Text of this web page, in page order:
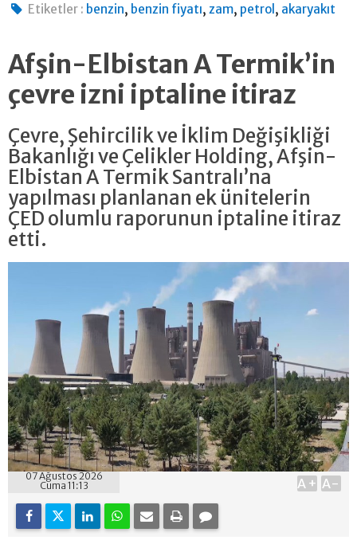
Etiketler : benzin, benzin fiyatı,zam, petrol , akaryakıt
Afşin-Elbistan A Termik’in
çevre izni iptaline itiraz
Çevre, Şehircilik ve İklim Değişikliği
Bakanlığı ve Çelikler Holding, Afşin-
Elbistan A Termik Santralı’na
yapılması planlanan ek ünitelerin
ÇED olumlu raporunun iptaline itiraz
etti.
07 Ağustos 2026
Cuma 11:13
A+ A-